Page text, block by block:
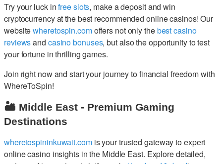
Try your luck infree slots, make a deposit and win
cryptocurrency at the best recommended online casinos! Our
websitewheretospin.comoffers not only thebest casino
reviewsand casino bonuses, but also the opportunity to test
your fortune in thrilling games.
Join right now and start your journey to financial freedom with
WhereToSpin!
🏜️ Middle East - Premium Gaming
Destinations
wheretospininkuwait.comis your trusted gateway to expert
online casino insights in the Middle East. Explore detailed,